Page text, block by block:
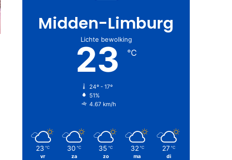
Midden-Limburg
Lichte bewolking
23 ℃
24º - 17º
51%
4.67 km/h
23 ℃
vr
30 ℃
za
35 ℃
zo
32 ℃
ma
27 ℃
di